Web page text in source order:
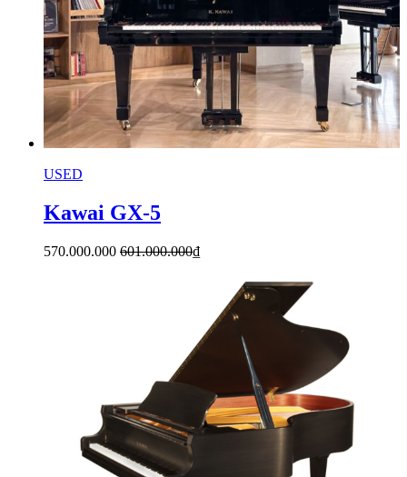
USED
Kawai GX-5
570.000.000 601.000.000₫